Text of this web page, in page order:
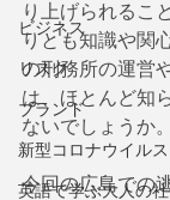
ビジネス
リスク
ブランド
新型コロナウイルス
英語で学ぶ大人の
り上げられるこ
りとも知識や関
の刑務所の運営
は、ほとんど知
ないでしょうか。
今回の広島での